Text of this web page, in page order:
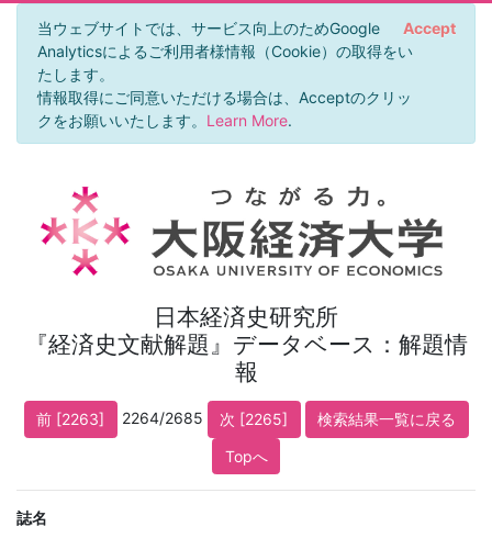
当ウェブサイトでは、サービス向上のためGoogle
Analyticsによるご利用者様情報（Cookie）の取得をい
たします。
情報取得にご同意いただける場合は、Acceptのクリッ
クをお願いいたします。 Learn More.
Accept
日本経済史研究所
『経済史文献解題』データベース：解題情
報
前 [2263] 2264/2685 次 [2265]
検索結果一覧に戻る
Topへ
誌名